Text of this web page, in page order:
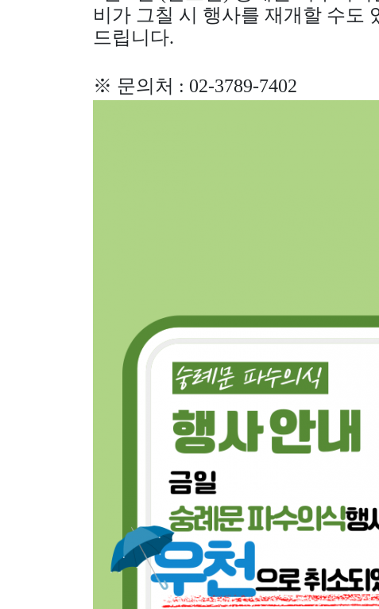
비가 그칠 시 행사를 재개할 수도
드립니다.
※ 문의처 : 02-3789-7402